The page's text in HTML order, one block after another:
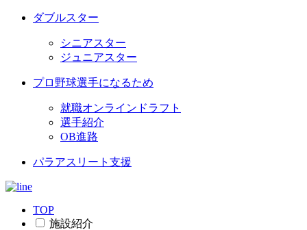
ダブルスター
シニアスター
ジュニアスター
プロ野球選手になるため
就職オンラインドラフト
選手紹介
OB進路
パラアスリート支援
TOP
施設紹介